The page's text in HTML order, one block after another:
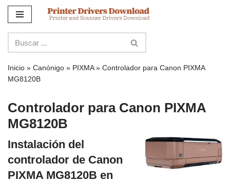
contenido
Inicio » Canónigo » PIXMA» Controlador para Canon PIXMA
MG8120B
Controlador para Canon PIXMA
MG8120B
Instalación del
controlador de Canon
PIXMA MG8120B en